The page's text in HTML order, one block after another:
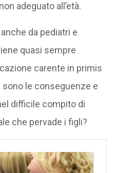
adeguato all’età.
da pediatri e
quasi sempre
carente in primis
le conseguenze e
difficile compito di
che pervade i figli?